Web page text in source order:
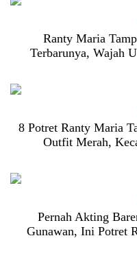
Ranty Maria
Terbarunya, Wajah
8 Potret Ranty Maria
Outfit Merah,
Pernah Akting
Gunawan, Ini Potret